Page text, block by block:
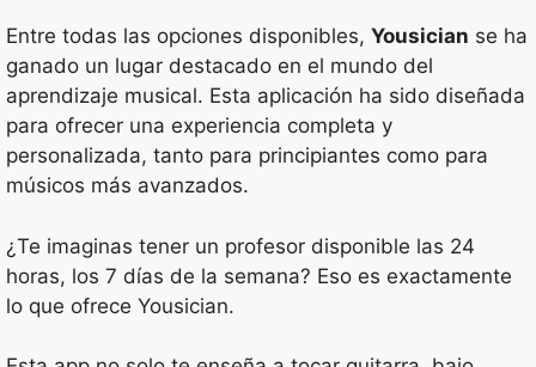
Entre todas las opciones disponibles, Yousician se ha
ganado un lugar destacado en el mundo del
aprendizaje musical. Esta aplicación ha sido diseñada
para ofrecer una experiencia completa y
personalizada, tanto para principiantes como para
músicos más avanzados.
¿Te imaginas tener un profesor disponible las 24
horas, los 7 días de la semana? Eso es exactamente
lo que ofrece Yousician.